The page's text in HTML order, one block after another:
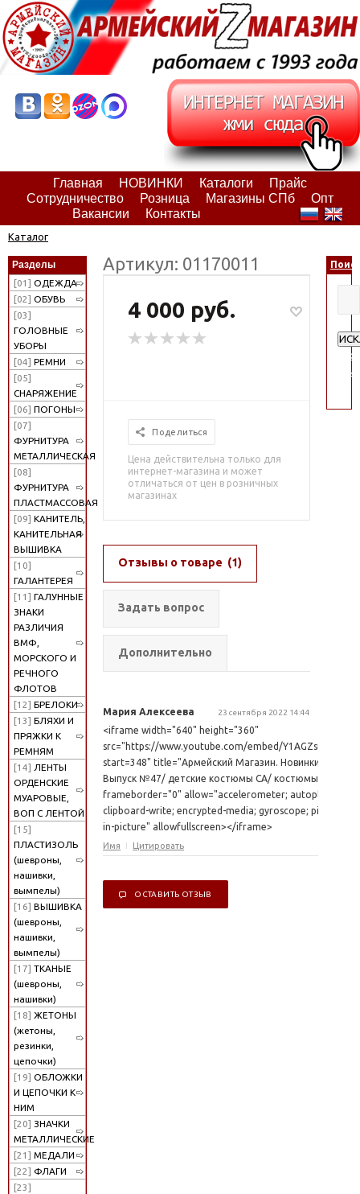
Главная НОВИНКИ Каталоги
Прайс
Сотрудничество
Розница Магазины СПб
Опт
Вакансии
Контакты
Каталог
Разделы
[01] ОДЕЖДА
[02] ОБУВЬ
[03]
ГОЛОВНЫЕ
УБОРЫ
[04] РЕМНИ
[05]
СНАРЯЖЕНИЕ
[06] ПОГОНЫ
[07]
ФУРНИТУРА
МЕТАЛЛИЧЕСКАЯ
[08]
ФУРНИТУРА
ПЛАСТМАССОВАЯ
[09] КАНИТЕЛЬ,
КАНИТЕЛЬНАЯ
ВЫШИВКА
[10]
ГАЛАНТЕРЕЯ
[11] ГАЛУННЫЕ
ЗНАКИ
РАЗЛИЧИЯ
ВМФ,
МОРСКОГО И
РЕЧНОГО
ФЛОТОВ
[12] БРЕЛОКИ
[13] БЛЯХИ И
ПРЯЖКИ К
РЕМНЯМ
[14] ЛЕНТЫ
ОРДЕНСКИЕ
МУАРОВЫЕ,
ВОП С ЛЕНТОЙ
[15]
ПЛАСТИЗОЛЬ
(шевроны,
нашивки,
вымпелы)
[16] ВЫШИВКА
(шевроны,
нашивки,
вымпелы)
[17] ТКАНЫЕ
(шевроны,
нашивки)
[18] ЖЕТОНЫ
(жетоны,
резинки,
цепочки)
[19] ОБЛОЖКИ
И ЦЕПОЧКИ К
НИМ
[20] ЗНАЧКИ
МЕТАЛЛИЧЕСКИЕ
[21] МЕДАЛИ
[22] ФЛАГИ
[23]
Артикул: 01170011
4 000 руб.
Поделиться
Цена действительна только для
интернет-магазина и может
отличаться от цен в розничных
магазинах
Отзывы о товаре (1)
Задать вопрос
Дополнительно
Мария Алексеева 23 сентября 2022 14:44
<iframe width="640" height="360"
src="https://www.youtube.com/embed/Y1AGZsulsUM?
start=348" title="Армейский Магазин. Новинки.
Выпуск №47/ детские костюмы СА/ костюмы РККА"
frameborder="0" allow="accelerometer; autoplay;
clipboard-write; encrypted-media; gyroscope; picture-
in-picture" allowfullscreen></iframe>
Имя Цитировать
ОСТАВИТЬ ОТЗЫВ
Поиск